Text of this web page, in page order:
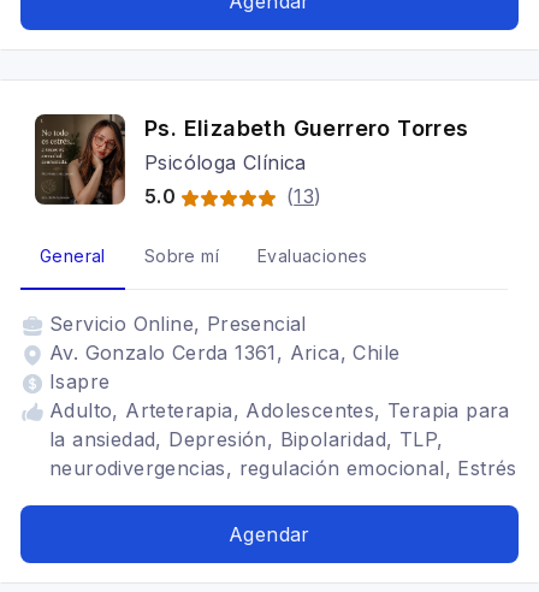
Ps. Elizabeth Guerrero Torres
Psicóloga Clínica
5.0
(13)
General Sobre mí Evaluaciones
Servicio Online, Presencial
Av. Gonzalo Cerda 1361, Arica, Chile
Isapre
Adulto, Arteterapia, Adolescentes, Terapia para
la ansiedad, Depresión, Bipolaridad, TLP,
neurodivergencias, regulación emocional, Estrés
personalidad, aromaterapia, autismo
Agendar